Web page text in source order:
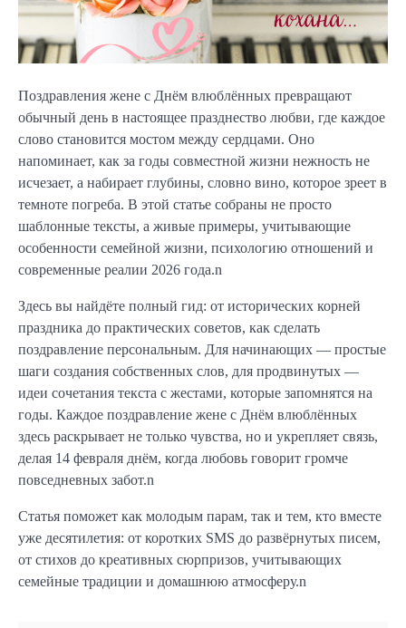
Поздравления жене с Днём влюблённых превращают
обычный день в настоящее празднество любви, где каждое
слово становится мостом между сердцами. Оно
напоминает, как за годы совместной жизни нежность не
исчезает, а набирает глубины, словно вино, которое зреет в
темноте погреба. В этой статье собраны не просто
шаблонные тексты, а живые примеры, учитывающие
особенности семейной жизни, психологию отношений и
современные реалии 2026 года.n
Здесь вы найдёте полный гид: от исторических корней
праздника до практических советов, как сделать
поздравление персональным. Для начинающих — простые
шаги создания собственных слов, для продвинутых —
идеи сочетания текста с жестами, которые запомнятся на
годы. Каждое поздравление жене с Днём влюблённых
здесь раскрывает не только чувства, но и укрепляет связь,
делая 14 февраля днём, когда любовь говорит громче
повседневных забот.n
Статья поможет как молодым парам, так и тем, кто вместе
уже десятилетия: от коротких SMS до развёрнутых писем,
от стихов до креативных сюрпризов, учитывающих
семейные традиции и домашнюю атмосферу.n